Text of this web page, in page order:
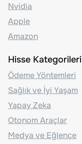
Nvidia
Apple
Amazon
Hisse Kategorileri
Ödeme Yöntemleri
Sağlık ve İyi Yaşam
Yapay Zeka
Otonom Araçlar
Medya ve Eğlence